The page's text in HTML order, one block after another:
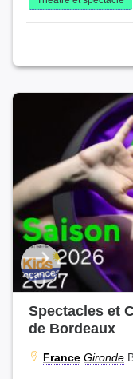
Spectacles et
de Bordeaux
France Gironde